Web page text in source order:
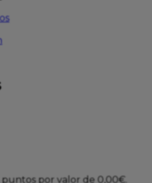
puntos por valor de 0,00€.